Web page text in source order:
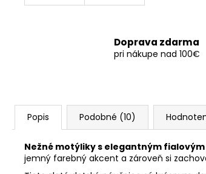
Doprava zdarma
pri nákupe nad 100€
Popis Podobné (10)
Nežné motýliky s elegantným
jemný farebný akcent a zároveň si